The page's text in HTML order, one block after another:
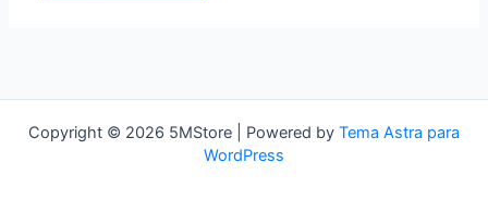
Copyright © 2026 5MStore | Powered by Tema Astra para
WordPress